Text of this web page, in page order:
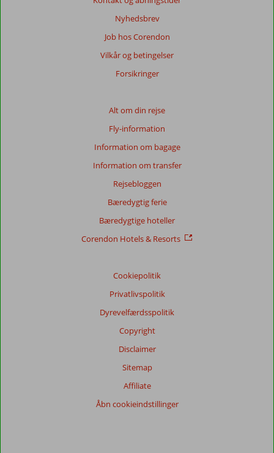
Nyhedsbrev
Job hos Corendon
Vilkår og betingelser
Forsikringer
Alt om din rejse
Fly-information
Information om bagage
Information om transfer
Rejsebloggen
Bæredygtig ferie
Bæredygtige hoteller
Corendon Hotels & Resorts
Cookiepolitik
Privatlivspolitik
Dyrevelfærdsspolitik
Copyright
Disclaimer
Sitemap
Affiliate
Åbn cookieindstillinger